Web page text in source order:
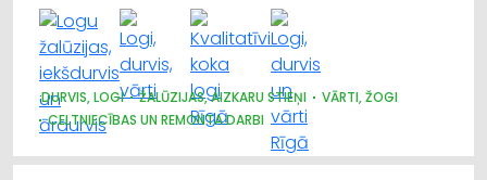
DURVIS, LOGI ŽALŪZIJAS, AIZKARU STIEŅI
VĀRTI, ŽOGI
CELTNIECĪBAS UN REMONTA DARBI